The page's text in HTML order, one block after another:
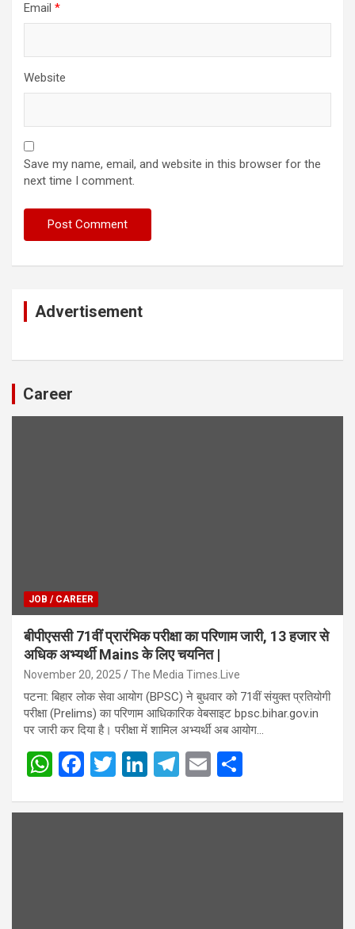
Email *
Website
Save my name, email, and website in this browser for the
next time I comment.
Advertisement
Career
JOB / CAREER
बीपीएससी 71वीं प्रारंभिक परीक्षा का परिणाम जारी, 13 हजार से
अधिक अभ्यर्थी Mains के लिए चयनित |
November 20, 2025 The Media Times.Live
पटना: बिहार लोक सेवा आयोग (BPSC) ने बुधवार को 71वीं संयुक्त प्रतियोगी
परीक्षा (Prelims) का परिणाम आधिकारिक वेबसाइट bpsc.bihar.gov.in
पर जारी कर दिया है। परीक्षा में शामिल अभ्यर्थी अब आयोग…
W
at
F
ce
T
tt
Li
ke
T
e
E
ail ar